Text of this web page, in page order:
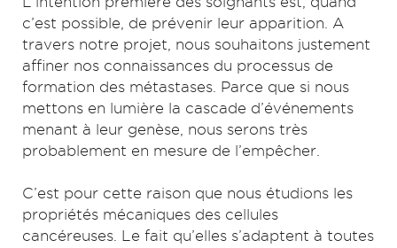
c’est possible, de prévenir leur apparition. A
travers notre projet, nous souhaitons justement
affiner nos connaissances du processus de
formation des métastases. Parce que si nous
mettons en lumière la cascade d’événements
menant à leur genèse, nous serons très
probablement en mesure de l’empêcher.
C’est pour cette raison que nous étudions les
propriétés mécaniques des cellules
cancéreuses. Le fait qu’elles s’adaptent à toutes